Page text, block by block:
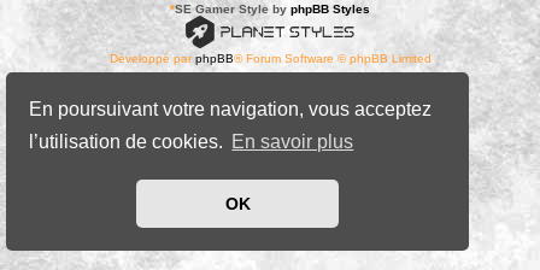
En poursuivant votre navigation, vous acceptez
l’utilisation de cookies. En savoir plus
OK
*SE Gamer Style by phpBB Styles
Développé parphpBB® Forum Software © phpBB Limited
Confidentialité|